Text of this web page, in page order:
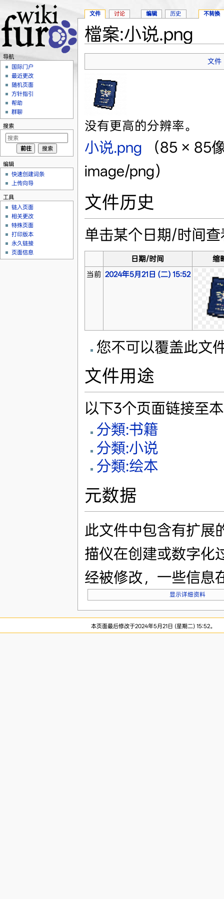
檔案:小说.png
文件
没有更高的分辨率。
小说.png
（85 × 85
image/png）
文件历史
单击某个日期/时间
日期/时间
缩
当前 2024年5月21日 (二) 15:52
您不可以覆盖此文
文件用途
以下3个页面链接至
分類:书籍
分類:小说
分類:绘本
元数据
此文件中包含有扩展
描仪在创建或数字化
经被修改，一些信息
显示详细资料
文件 讨论 编辑 历史 不转换
导航
国际门户
最近更改
随机页面
方针指引
帮助
群聊
搜索
编辑
快速创建词条
上传向导
工具
链入页面
相关更改
特殊页面
打印版本
永久链接
页面信息
本页面最后修改于2024年5月21日 (星期二) 15:52。